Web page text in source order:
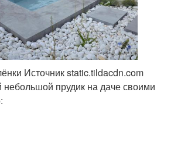
Источник static.tildacdn.com
небольшой прудик на даче своими